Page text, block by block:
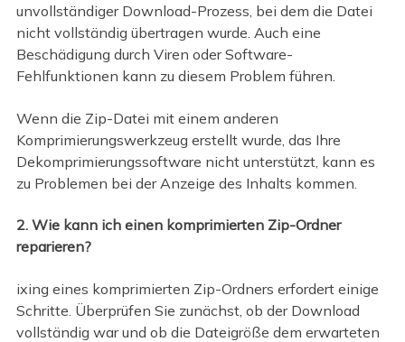
unvollständiger Download-Prozess, bei dem die Datei
nicht vollständig übertragen wurde. Auch eine
Beschädigung durch Viren oder Software-
Fehlfunktionen kann zu diesem Problem führen.
Wenn die Zip-Datei mit einem anderen
Komprimierungswerkzeug erstellt wurde, das Ihre
Dekomprimierungssoftware nicht unterstützt, kann es
zu Problemen bei der Anzeige des Inhalts kommen.
2. Wie kann ich einen komprimierten Zip-Ordner
reparieren?
ixing eines komprimierten Zip-Ordners erfordert einige
Schritte. Überprüfen Sie zunächst, ob der Download
vollständig war und ob die Dateigröße dem erwarteten